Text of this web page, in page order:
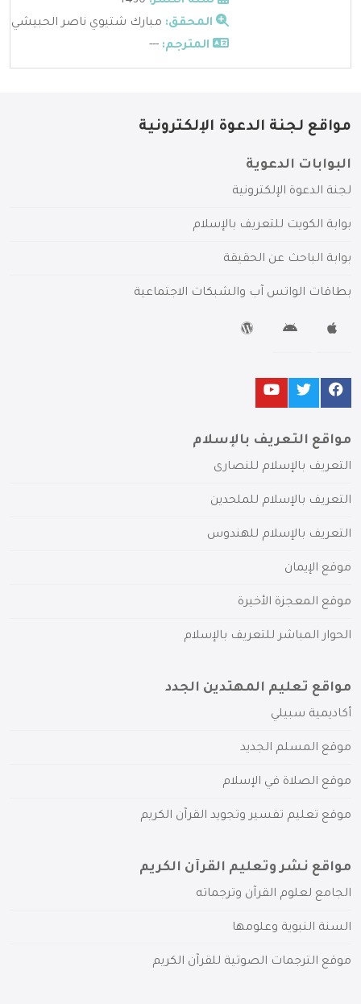
المحقق: مبارك شتيوي ناصر الحبيشي
المترجم: ---
مواقع لجنة الدعوة الإلكترونية
البوابات الدعوية
لجنة الدعوة الإلكترونية
بوابة الكويت للتعريف بالإسلام
بوابة الباحث عن الحقيقة
بطاقات الواتس آب والشبكات الاجتماعية
مواقع التعريف بالإسلام
التعريف بالإسلام للنصارى
التعريف بالإسلام للملحدين
التعريف بالإسلام للهندوس
موقع الإيمان
موقع المعجزة الأخيرة
الحوار المباشر للتعريف بالإسلام
مواقع تعليم المهتدين الجدد
أكاديمية سبيلي
موقع المسلم الجديد
موقع الصلاة في الإسلام
موقع تعليم تفسير وتجويد القرآن الكريم
مواقع نشر وتعليم القرآن الكريم
الجامع لعلوم القرآن وترجماته
السنة النبوية وعلومها
موقع الترجمات الصوتية للقرآن الكريم